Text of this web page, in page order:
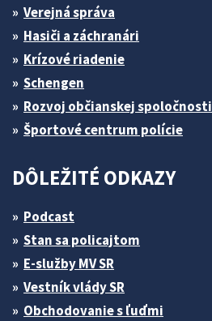
Verejná správa
Hasiči a záchranári
Krízové riadenie
Schengen
Rozvoj občianskej spoločnosti
Športové centrum polície
DÔLEŽITÉ ODKAZY
Podcast
Stan sa policajtom
E-služby MV SR
Vestník vlády SR
Obchodovanie s ľuďmi